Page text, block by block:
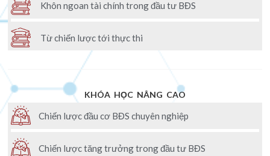
Khôn ngoan tài chính trong đầu tư BĐS
Từ chiến lược tới thực thi
KHÓA HỌC NÂNG CAO
Chiến lược đầu cơ BĐS chuyên nghiệp
Chiến lược tăng trưởng trong đầu tư BĐS